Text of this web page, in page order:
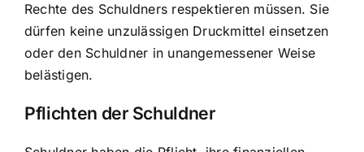
Rechte des Schuldners respektieren müssen. Sie
dürfen keine unzulässigen Druckmittel einsetzen
oder den Schuldner in unangemessener Weise
belästigen.
Pflichten der Schuldner